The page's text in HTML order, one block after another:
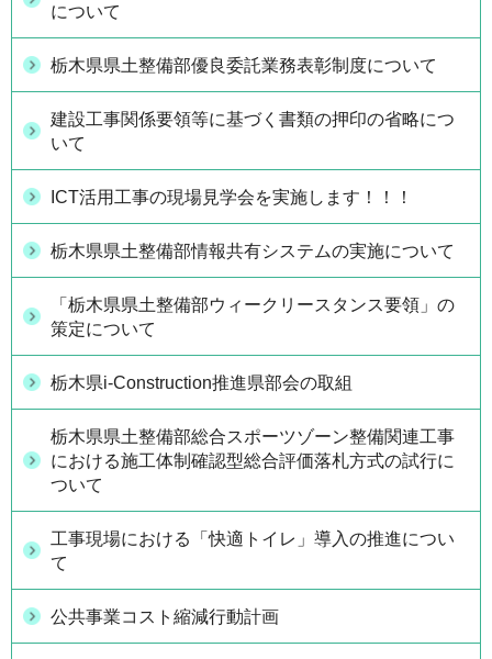
について
栃木県県土整備部優良委託業務表彰制度について
建設工事関係要領等に基づく書類の押印の省略につ
いて
ICT活用工事の現場見学会を実施します！！！
栃木県県土整備部情報共有システムの実施について
「栃木県県土整備部ウィークリースタンス要領」の
策定について
栃木県i-Construction推進県部会の取組
栃木県県土整備部総合スポーツゾーン整備関連工事
における施工体制確認型総合評価落札方式の試行に
ついて
工事現場における「快適トイレ」導入の推進につい
て
公共事業コスト縮減行動計画